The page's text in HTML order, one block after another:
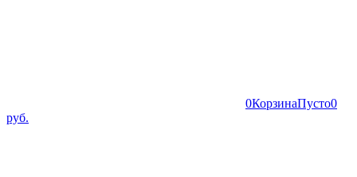
0КорзинаПусто0
руб.